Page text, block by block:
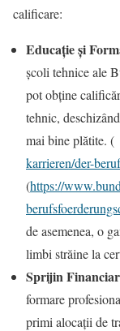
calificare:
Educație și
școli tehnice ale
pot obține
tehnic,
mai bine plătite. (
karrieren/der-
(https://
de asemenea, o
limbi străine la
Sprijin
formare
primi alocații de